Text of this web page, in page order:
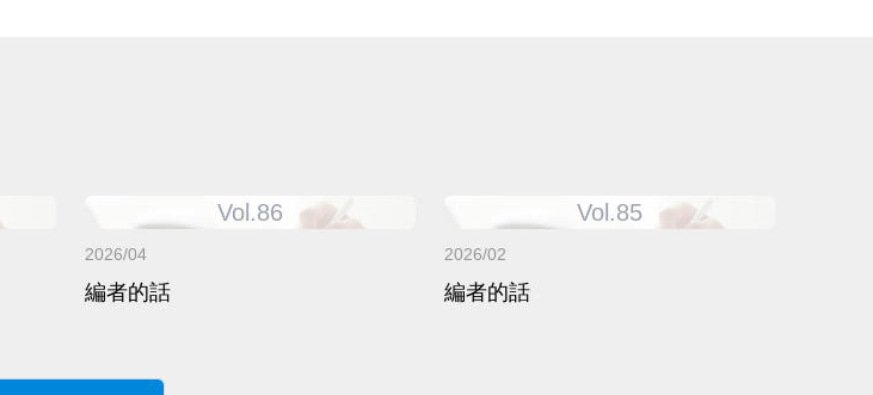
Vol.86
2026/04
編者的話
Vol.85
2026/02
編者的話